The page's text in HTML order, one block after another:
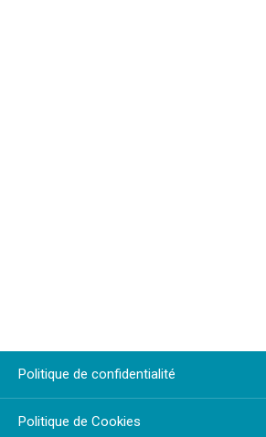
Politique de confidentialité
Politique de Cookies